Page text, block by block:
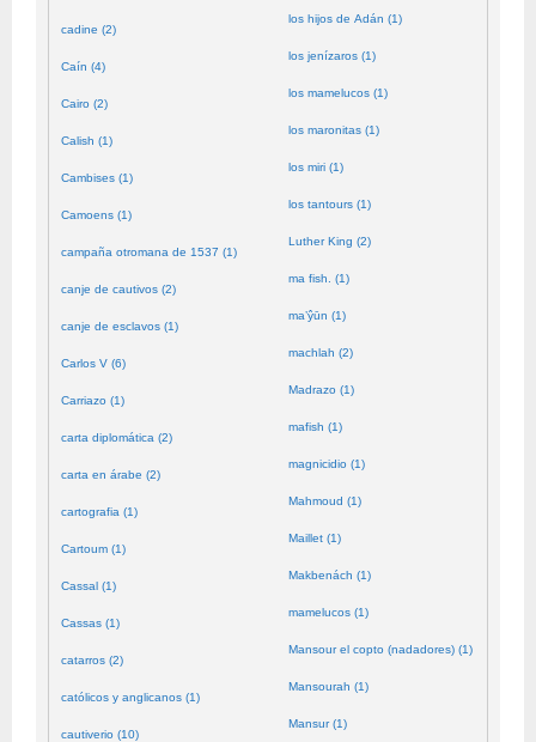
cadine (2)
Caín (4)
Cairo (2)
Calish (1)
Cambises (1)
Camoens (1)
campaña otromana de 1537 (1)
canje de cautivos (2)
canje de esclavos (1)
Carlos V (6)
Carriazo (1)
carta diplomática (2)
carta en árabe (2)
cartografia (1)
Cartoum (1)
Cassal (1)
Cassas (1)
catarros (2)
católicos y anglicanos (1)
cautiverio (10)
los hijos de Adán (1)
los jenízaros (1)
los mamelucos (1)
los maronitas (1)
los miri (1)
los tantours (1)
Luther King (2)
ma fish. (1)
ma’ŷūn (1)
machlah (2)
Madrazo (1)
mafish (1)
magnicidio (1)
Mahmoud (1)
Maillet (1)
Makbenách (1)
mamelucos (1)
Mansour el copto (nadadores) (1)
Mansourah (1)
Mansur (1)